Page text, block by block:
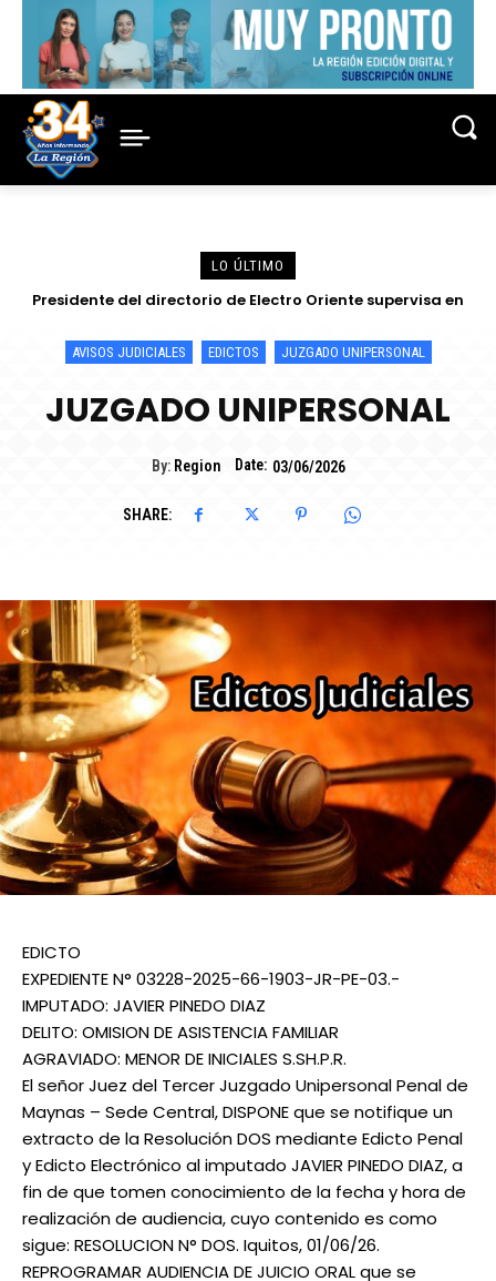
LO ÚLTIMO
Presidente del directorio de Electro Oriente supervisa en
servicio eléctrico
AVISOS JUDICIALES EDICTOS JUZGADO UNIPERSONAL
JUZGADO UNIPERSONAL
By: Region Date: 03/06/2026
SHARE:
EDICTO
EXPEDIENTE N° 03228-2025-66-1903-JR-PE-03.-
IMPUTADO: JAVIER PINEDO DIAZ
DELITO: OMISION DE ASISTENCIA FAMILIAR
AGRAVIADO: MENOR DE INICIALES S.SH.P.R.
El señor Juez del Tercer Juzgado Unipersonal Penal de
Maynas – Sede Central, DISPONE que se notifique un
extracto de la Resolución DOS mediante Edicto Penal
y Edicto Electrónico al imputado JAVIER PINEDO DIAZ, a
fin de que tomen conocimiento de la fecha y hora de
realización de audiencia, cuyo contenido es como
sigue: RESOLUCION N° DOS. Iquitos, 01/06/26.
REPROGRAMAR AUDIENCIA DE JUICIO ORAL que se